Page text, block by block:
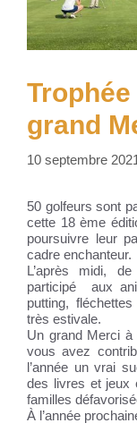
grand
10 septembre 2021
50 golfeurs sont
cette 18 ème
poursuivre leur
cadre enchanteur.
L’après midi,
participé aux
putting,
très estivale.
Un grand Merci à
vous avez
l’année un vrai
des livres et jeux
familles
À l’année